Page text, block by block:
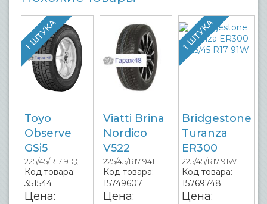
1 ШТУКА
Toyo
Observe
GSi5
225/45/R17 91Q
Код товара:
351544
Цена:
Viatti Brina
Nordico
V522
225/45/R17 94T
Код товара:
15749607
Цена:
1 ШТУКА
Bridgestone
Turanza
ER300
225/45/R17 91W
Код товара:
15769748
Цена: